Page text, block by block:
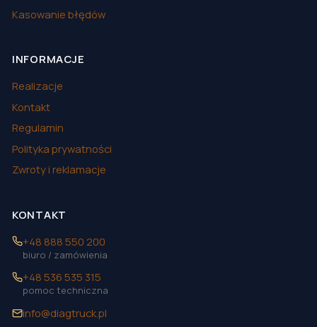
Kasowanie błędów
INFORMACJE
Realizacje
Kontakt
Regulamin
Polityka prywatności
Zwroty i reklamacje
KONTAKT
+48 888 550 200
biuro / zamówienia
+48 536 535 315
pomoc techniczna
info@diagtruck.pl